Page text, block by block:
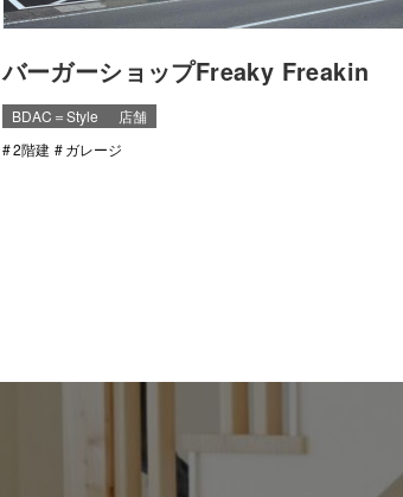
バーガーショップFreaky Freakin
BDAC＝Style
店舗
2階建
ガレージ